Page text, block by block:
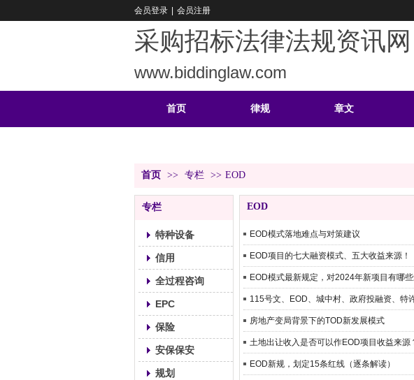
采购招标法律法规资讯网
www.biddinglaw.com
会员登录 会员注册
首页 律规 章文
首页 >> 专栏 >> EOD
专栏
特种设备
信用
全过程咨询
EPC
保险
安保保安
规划
EOD
EOD模式落地难点与对策建议
EOD项目的七大融资模式、五大收益来源！
EOD模式最新规定，对2024年新项目有哪些
115号文、EOD、城中村、政府投融资、特
房地产变局背景下的TOD新发展模式
土地出让收入是否可以作EOD项目收益来源
EOD新规，划定15条红线（逐条解读）